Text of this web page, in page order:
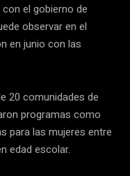
el gobierno de
observar en el
en junio con las
20 comunidades de
programas como
para las mujeres entre
edad escolar.